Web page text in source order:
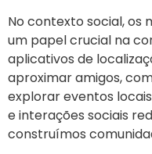
No contexto social, os
um papel crucial na
aplicativos de
aproximar amigos,
explorar eventos
e interações sociais
construímos